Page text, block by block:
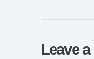
Leave